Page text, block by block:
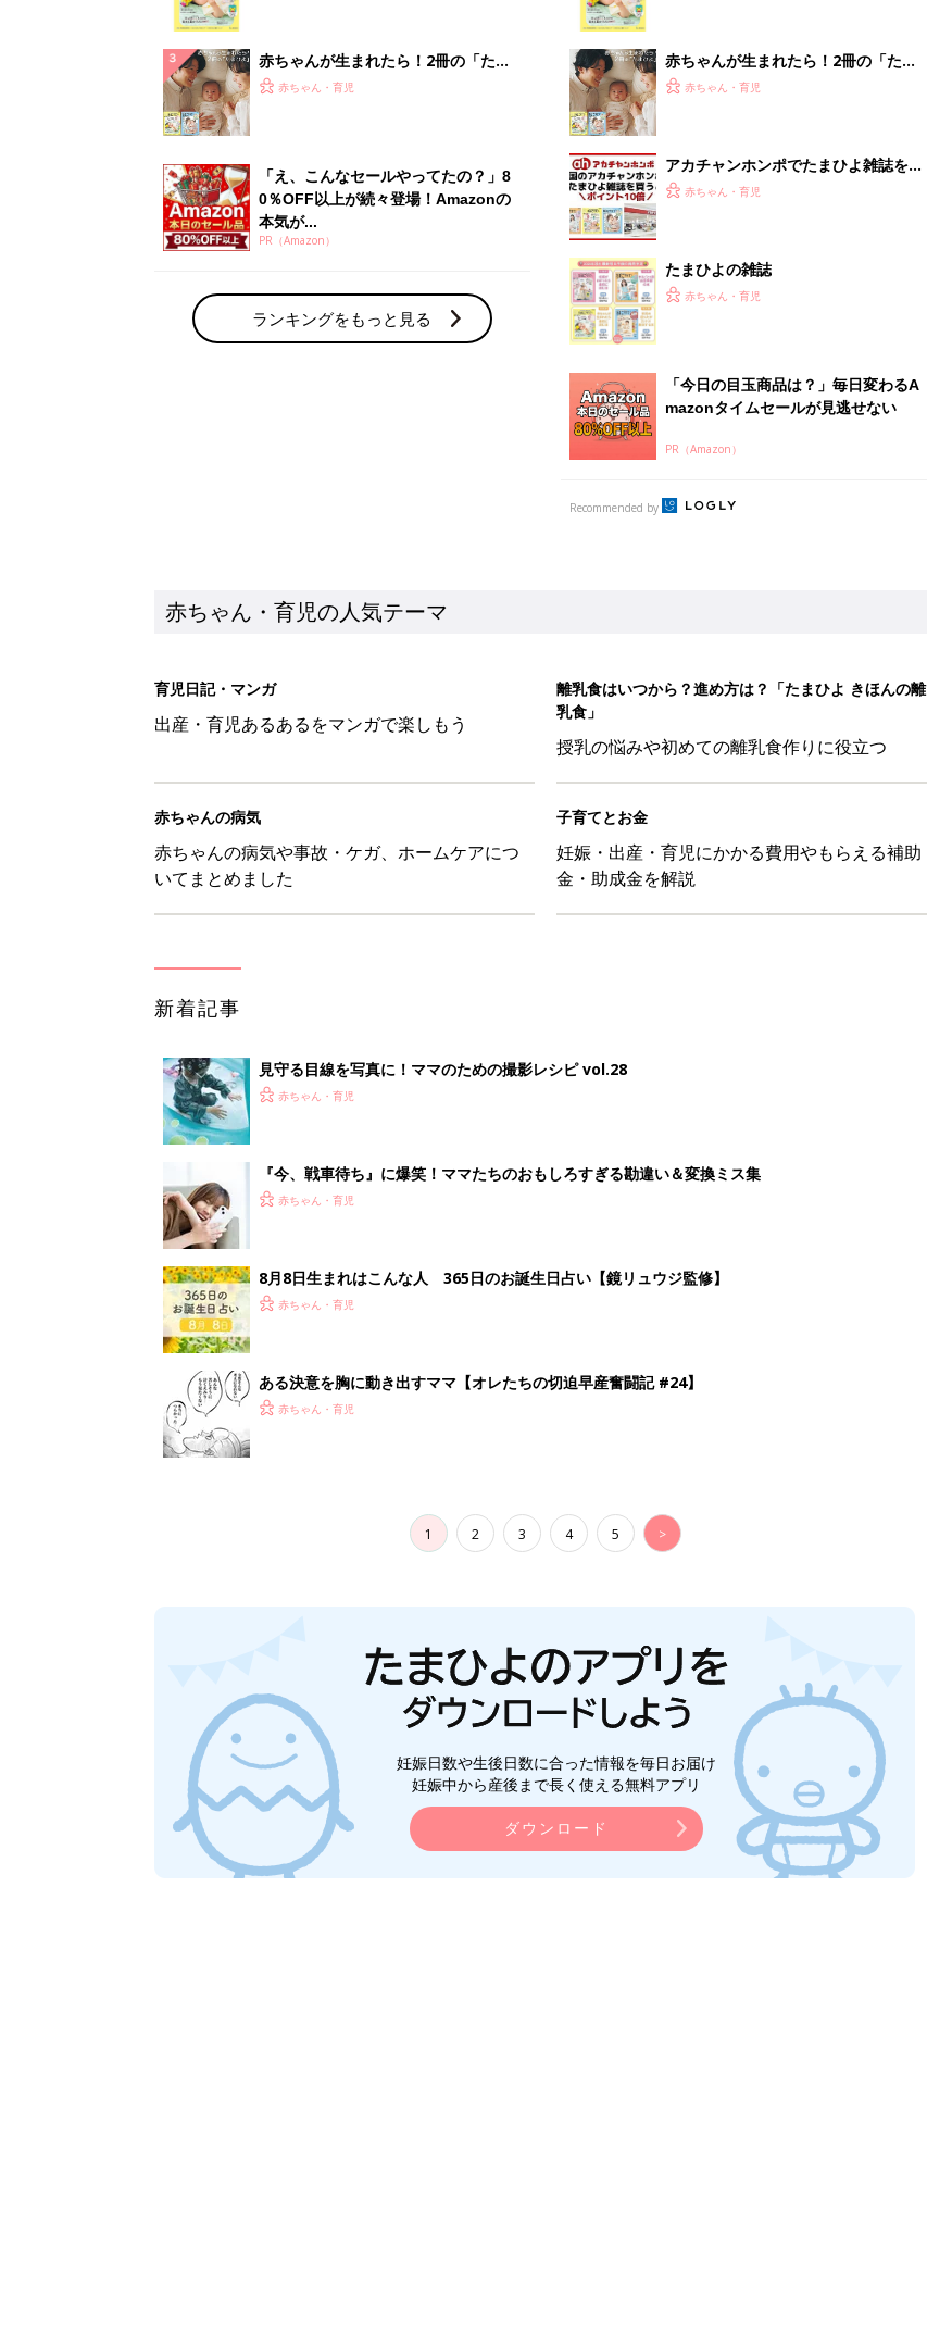
赤ちゃんが生まれたら！2冊の「たま
ひよ」
赤ちゃん・育児
「え、こんなセールやってたの？」8
0％OFF以上が続々登場！Amazonの
本気が...
PR（Amazon）
ランキングをもっと見る
赤ちゃんが生まれたら！2冊の「たま
ひよ」
赤ちゃん・育児
アカチャンホンポでたまひよ雑誌を買
うとポイント10倍【期間限定】
赤ちゃん・育児
たまひよの雑誌
赤ちゃん・育児
「今日の目玉商品は？」毎日変わるA
mazonタイムセールが見逃せない
PR（Amazon）
Recommended by
赤ちゃん・育児の人気テーマ
育児日記・マンガ
出産・育児あるあるをマンガで楽しもう
離乳食はいつから？進め方は？「たまひよ きほんの離
乳食」
授乳の悩みや初めての離乳食作りに役立つ
赤ちゃんの病気
赤ちゃんの病気や事故・ケガ、ホームケアにつ
いてまとめました
子育てとお金
妊娠・出産・育児にかかる費用やもらえる補助
金・助成金を解説
新着記事
見守る目線を写真に！ママのための撮影レシピ vol.28
赤ちゃん・育児
『今、戦車待ち』に爆笑！ママたちのおもしろすぎる勘違い＆変換ミス集
赤ちゃん・育児
8月8日生まれはこんな人 365日のお誕生日占い【鏡リュウジ監修】
赤ちゃん・育児
ある決意を胸に動き出すママ【オレたちの切迫早産奮闘記 #24】
赤ちゃん・育児
1 2 3 4 5 >
妊娠日数や生後日数に合った情報を毎日お届け
妊娠中から産後まで長く使える無料アプリ
ダウンロード